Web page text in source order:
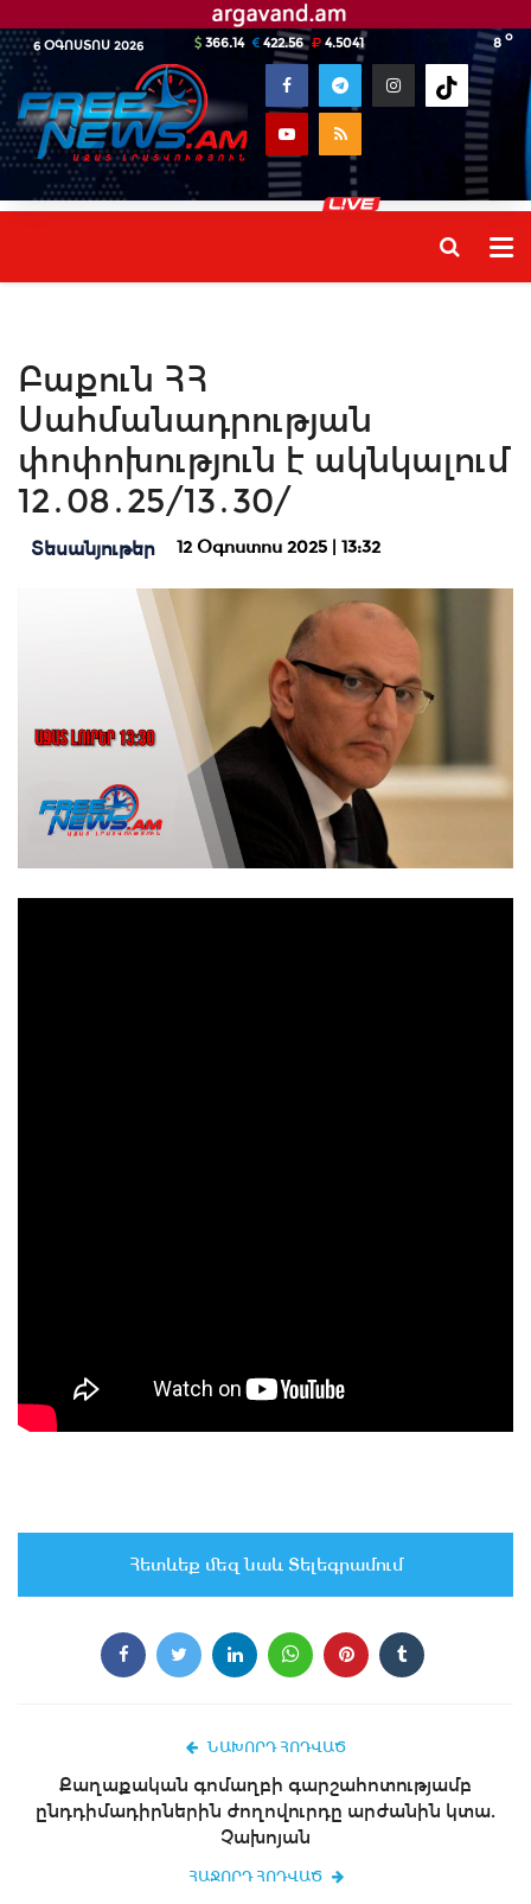
6 ՕԳՈՍՏՈՍ 2026 8 o
366.14 422.56 4.5041
Բաքուն ՀՀ
Սահմանադրության
փոփոխություն է ակնկալում
12․08․25/13․30/
Տեսանյութեր 12 Օգոստոս 2025 | 13:32
Հետևեք մեզ նաև Տելեգրամում
ՆԱԽՈՐԴ ՀՈԴՎԱԾ
Քաղաքական գոմաղբի գարշահոտությամբ
ընդդիմադիրներին ժողովուրդը արժանին կտա.
Չախոյան
ՀԱՋՈՐԴ ՀՈԴՎԱԾ